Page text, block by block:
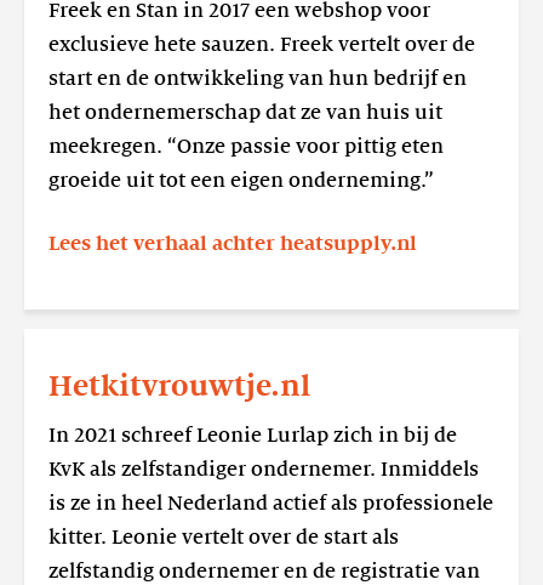
Freek en Stan in 2017 een webshop voor
exclusieve hete sauzen. Freek vertelt over de
start en de ontwikkeling van hun bedrijf en
het ondernemerschap dat ze van huis uit
meekregen. “Onze passie voor pittig eten
groeide uit tot een eigen onderneming.”
Lees het verhaal achter heatsupply.nl
Hetkitvrouwtje.nl
In 2021 schreef Leonie Lurlap zich in bij de
KvK als zelfstandiger ondernemer. Inmiddels
is ze in heel Nederland actief als professionele
kitter. Leonie vertelt over de start als
zelfstandig ondernemer en de registratie van
meer